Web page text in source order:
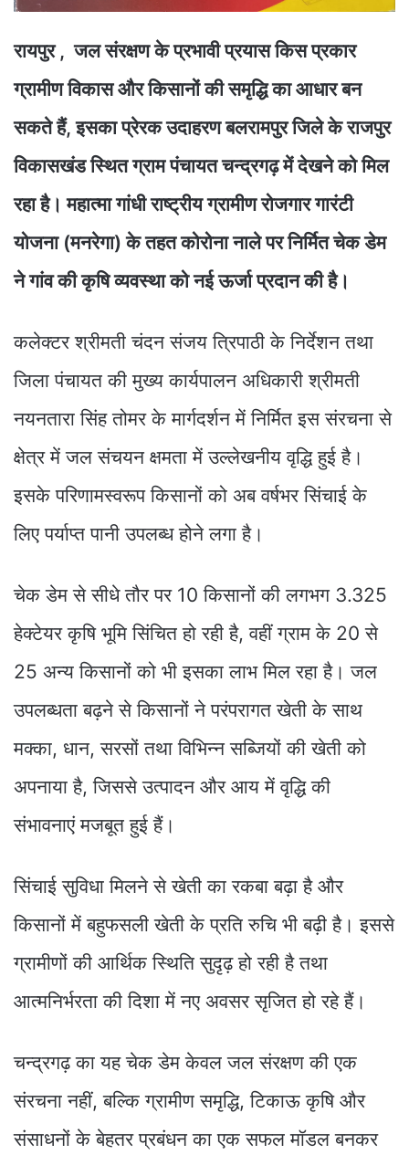
रायपुर , जल संरक्षण के प्रभावी प्रयास किस प्रकार
ग्रामीण विकास और किसानों की समृद्धि का आधार बन
सकते हैं, इसका प्रेरक उदाहरण बलरामपुर जिले के राजपुर
विकासखंड स्थित ग्राम पंचायत चन्द्रगढ़ में देखने को मिल
रहा है। महात्मा गांधी राष्ट्रीय ग्रामीण रोजगार गारंटी
योजना (मनरेगा) के तहत कोरोना नाले पर निर्मित चेक डेम
ने गांव की कृषि व्यवस्था को नई ऊर्जा प्रदान की है।
कलेक्टर श्रीमती चंदन संजय त्रिपाठी के निर्देशन तथा
जिला पंचायत की मुख्य कार्यपालन अधिकारी श्रीमती
नयनतारा सिंह तोमर के मार्गदर्शन में निर्मित इस संरचना से
क्षेत्र में जल संचयन क्षमता में उल्लेखनीय वृद्धि हुई है।
इसके परिणामस्वरूप किसानों को अब वर्षभर सिंचाई के
लिए पर्याप्त पानी उपलब्ध होने लगा है।
चेक डेम से सीधे तौर पर 10 किसानों की लगभग 3.325
हेक्टेयर कृषि भूमि सिंचित हो रही है, वहीं ग्राम के 20 से
25 अन्य किसानों को भी इसका लाभ मिल रहा है। जल
उपलब्धता बढ़ने से किसानों ने परंपरागत खेती के साथ
मक्का, धान, सरसों तथा विभिन्न सब्जियों की खेती को
अपनाया है, जिससे उत्पादन और आय में वृद्धि की
संभावनाएं मजबूत हुई हैं।
सिंचाई सुविधा मिलने से खेती का रकबा बढ़ा है और
किसानों में बहुफसली खेती के प्रति रुचि भी बढ़ी है। इससे
ग्रामीणों की आर्थिक स्थिति सुदृढ़ हो रही है तथा
आत्मनिर्भरता की दिशा में नए अवसर सृजित हो रहे हैं।
चन्द्रगढ़ का यह चेक डेम केवल जल संरक्षण की एक
संरचना नहीं, बल्कि ग्रामीण समृद्धि, टिकाऊ कृषि और
संसाधनों के बेहतर प्रबंधन का एक सफल मॉडल बनकर